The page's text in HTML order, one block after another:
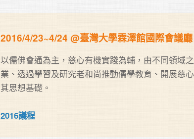
2016/4/23~4/24 @臺灣大學霖澤館國際會議廳
以儒佛會通為主，慈心有機實踐為輔，由不同領域
業、透過學習及研究老和尚推動儒學教育、開展慈
其思想基礎。
2016議程